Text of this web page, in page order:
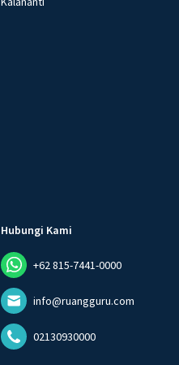
Hubungi Kami
+62 815-7441-0000
info@ruangguru.com
02130930000